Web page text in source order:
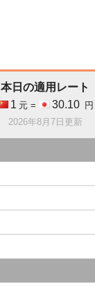
本日の適用レート
1 元 = 30.10
円
2026年8月7日更新